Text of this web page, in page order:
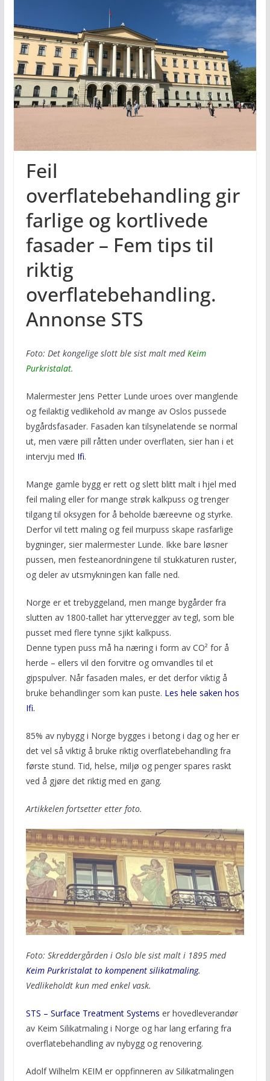
Feil
overflatebehandling gir
farlige og kortlivede
fasader – Fem tips til
riktig
overflatebehandling.
Annonse STS
Foto: Det kongelige slott ble sist malt medKeim
Purkristalat.
Malermester Jens Petter Lunde uroes over manglende
og feilaktig vedlikehold av mange av Oslos pussede
bygårdsfasader. Fasaden kan tilsynelatende se normal
ut, men være pill råtten under overflaten, sier han i et
intervju med Ifi.
Mange gamle bygg er rett og slett blitt malt i hjel med
feil maling eller for mange strøk kalkpuss og trenger
tilgang til oksygen for å beholde bæreevne og styrke.
Derfor vil tett maling og feil murpuss skape rasfarlige
bygninger, sier malermester Lunde. Ikke bare løsner
pussen, men festeanordningene til stukkaturen ruster,
og deler av utsmykningen kan falle ned.
Norge er et trebyggeland, men mange bygårder fra
slutten av 1800-tallet har yttervegger av tegl, som ble
pusset med flere tynne sjikt kalkpuss.
Denne typen puss må ha næring i form av CO² for å
herde – ellers vil den forvitre og omvandles til et
gipspulver. Når fasaden males, er det derfor viktig å
bruke behandlinger som kan puste. Les hele saken hos
Ifi.
85% av nybygg i Norge bygges i betong i dag og her er
det vel så viktig å bruke riktig overflatebehandling fra
første stund. Tid, helse, miljø og penger spares raskt
ved å gjøre det riktig med en gang.
Artikkelen fortsetter etter foto.
Foto: Skreddergården i Oslo ble sist malt i 1895 med
Keim Purkristalat to kompenent silikatmaling.
Vedlikeholdt kun med enkel vask.
STS – Surface Treatment Systems er hovedleverandør
av Keim Silikatmaling i Norge og har lang erfaring fra
overflatebehandling av nybygg og renovering.
Adolf Wilhelm KEIM er oppfinneren av Silikatmalingen